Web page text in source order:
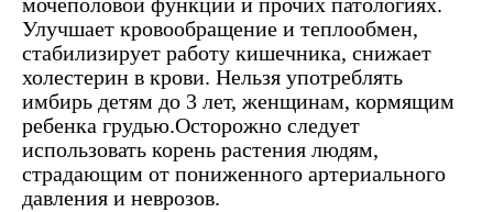
Улучшает кровообращение и теплообмен,
стабилизирует работу кишечника, снижает
холестерин в крови. Нельзя употреблять
имбирь детям до 3 лет, женщинам, кормящим
ребенка грудью.Осторожно следует
использовать корень растения людям,
страдающим от пониженного артериального
давления и неврозов.